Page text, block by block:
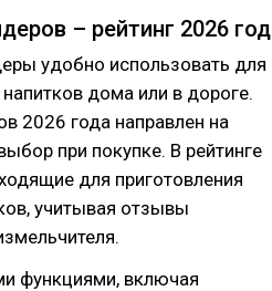
– рейтинг 2026
удобно использовать для
напитков дома или в дороге.
2026 года направлен на
при покупке. В рейтинге
для приготовления
учитывая отзывы
функциями, включая